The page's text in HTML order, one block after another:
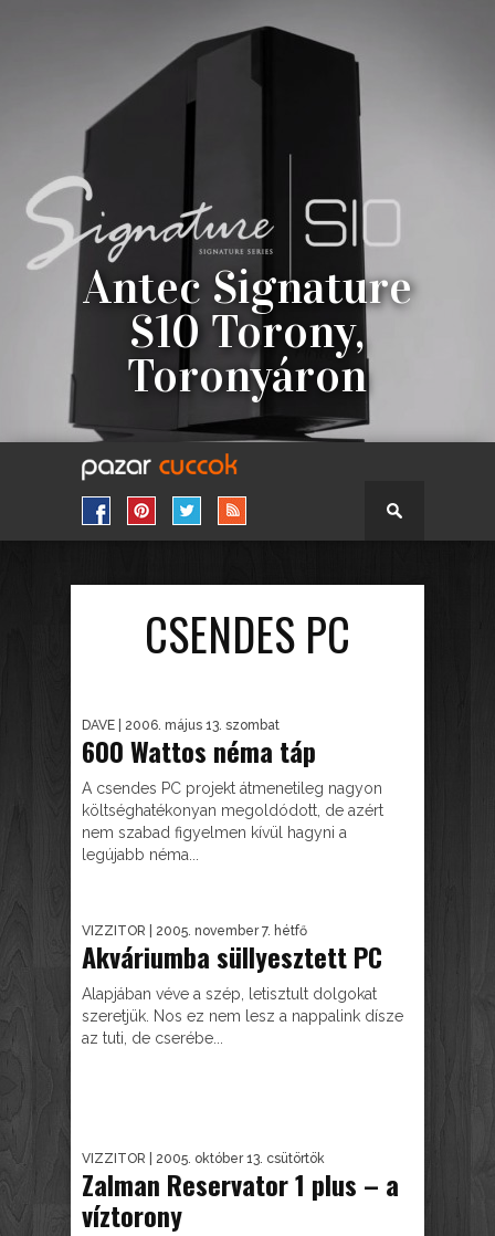
Antec Signature
S10 Torony,
Toronyáron
CSENDES PC
DAVE | 2006. május 13. szombat
600 Wattos néma táp
A csendes PC projekt átmenetileg nagyon
költséghatékonyan megoldódott, de azért
nem szabad figyelmen kívül hagyni a
legújabb néma...
VIZZITOR | 2005. november 7. hétfő
Akváriumba süllyesztett PC
Alapjában véve a szép, letisztult dolgokat
szeretjük. Nos ez nem lesz a nappalink dísze
az tuti, de cserébe...
VIZZITOR | 2005. október 13. csütörtök
Zalman Reservator 1 plus – a
víztorony